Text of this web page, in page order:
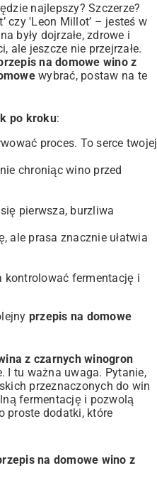
najlepszy? Szczerze?
czy 'Leon Millot’ – jesteś w
były dojrzałe, zdrowe i
ale jeszcze nie przejrzałe.
na domowe wino z
wybrać, postaw na te
po kroku:
proces. To serce twojej
chroniąc wino przed
pierwsza, burzliwa
ale prasa znacznie ułatwia
kontrolować fermentację i
przepis na domowe
z czarnych winogron
I tu ważna uwaga. Pytanie,
przeznaczonych do win
fermentację i pozwolą
proste dodatki, które
na domowe wino z